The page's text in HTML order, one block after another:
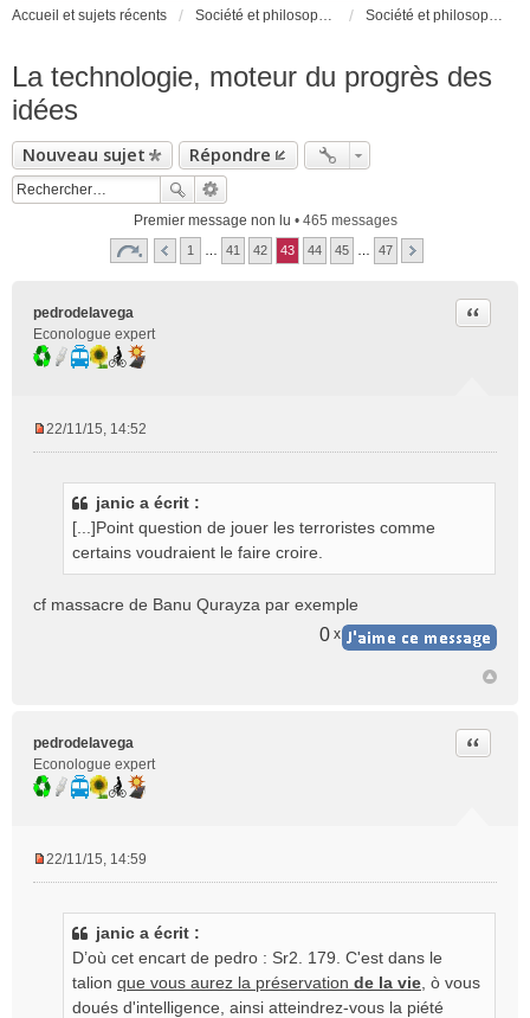
Accueil et sujets récents Société et philosophie. Sciences et technologies. Santé et prévention. Société et philosophie
La technologie, moteur du progrès des
idées
Nouveau sujet Répondre
Premier message non lu • 465 messages
1 41 42 43 44 45 47
pedrodelavega
Econologue expert
Citer
o
22/11/15, 14:52
janic a écrit :
[...]Point question de jouer les terroristes comme
certains voudraient le faire croire.
cf massacre de Banu Qurayza par exemple
0 x
pedrodelavega
Econologue expert
Citer
22/11/15, 14:59
janic a écrit :
D’où cet encart de pedro : Sr2. 179. C'est dans le
talion que vous aurez la préservation de la vie , ò vous
doués d'intelligence, ainsi atteindrez-vous la piété